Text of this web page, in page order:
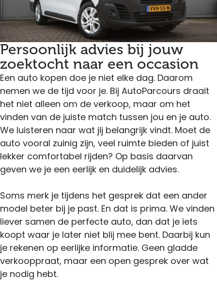
Persoonlijk advies bij jouw
zoektocht naar een occasion
Een auto kopen doe je niet elke dag. Daarom
nemen we de tijd voor je. Bij AutoParcours draait
het niet alleen om de verkoop, maar om het
vinden van de juiste match tussen jou en je auto.
We luisteren naar wat jij belangrijk vindt. Moet de
auto vooral zuinig zijn, veel ruimte bieden of juist
lekker comfortabel rijden? Op basis daarvan
geven we je een eerlijk en duidelijk advies.
Soms merk je tijdens het gesprek dat een ander
model beter bij je past. En dat is prima. We vinden
liever samen de perfecte auto, dan dat je iets
koopt waar je later niet blij mee bent. Daarbij kun
je rekenen op eerlijke informatie. Geen gladde
verkooppraat, maar een open gesprek over wat
je nodig hebt.